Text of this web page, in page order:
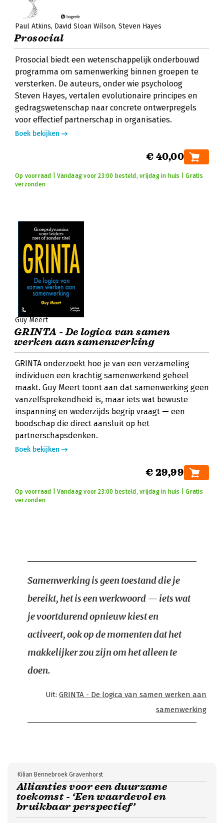
Paul Atkins David Sloan Wilson Steven Hayes
Prosocial
Prosocial biedt een wetenschappelijk onderbouwd
programma om samenwerking binnen groepen te
versterken. De auteurs, onder wie psycholoog
Steven Hayes, vertalen evolutionaire principes en
gedragswetenschap naar concrete ontwerpregels
voor effectief partnerschap in organisaties.
Boek bekijken
€ 40,00
Op voorraad | Vandaag voor 23:00 besteld, vrijdag in huis | Gratis
verzonden
Guy Meert
GRINTA - De logica van samen
werken aan samenwerking
GRINTA onderzoekt hoe je van een verzameling
individuen een krachtig samenwerkend geheel
maakt. Guy Meert toont aan dat samenwerking geen
vanzelfsprekendheid is, maar iets wat bewuste
inspanning en wederzijds begrip vraagt — een
boodschap die direct aansluit op het
partnerschapsdenken.
Boek bekijken
€ 29,99
Op voorraad | Vandaag voor 23:00 besteld, vrijdag in huis | Gratis
verzonden
Samenwerking is geen toestand die je
bereikt, het is een werkwoord — iets wat
je voortdurend opnieuw kiest en
activeert, ook op de momenten dat het
makkelijker zou zijn om het alleen te
doen.
Uit: GRINTA - De logica van samen werken aan
samenwerking
Allianties voor een duurzame
toekomst - ‘Een waardevol en
bruikbaar perspectief’
Kilian Bennebroek Gravenhorst